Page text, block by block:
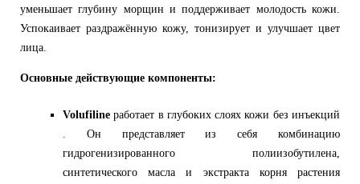
уменьшает глубину морщин и поддерживает молодость кожи.
Успокаивает раздражённую кожу, тонизирует и улучшает цвет
лица.
Основные действующие компоненты:
Volufiline работает в глубоких слоях кожи без инъекций
. Он представляет из себя комбинацию
гидрогенизированного полиизобутилена,
синтетического масла и экстракта корня растения